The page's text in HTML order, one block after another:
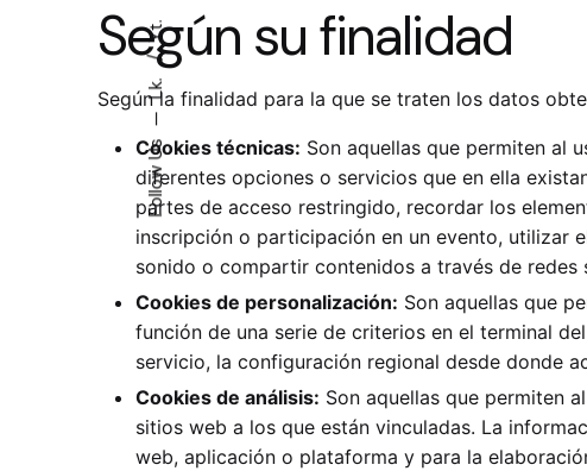
Follow Us
—
Lk.
Yt.
Según su finalidad
Según la finalidad para la que se traten los datos
Cookies técnicas: Son aquellas que permiten al
diferentes opciones o servicios que en ella
partes de acceso restringido, recordar los
inscripción o participación en un evento, utilizar
sonido o compartir contenidos a través de redes
Cookies de personalización: Son aquellas que
función de una serie de criterios en el terminal
servicio, la configuración regional desde donde
Cookies de análisis: Son aquellas que permiten
sitios web a los que están vinculadas. La
web, aplicación o plataforma y para la